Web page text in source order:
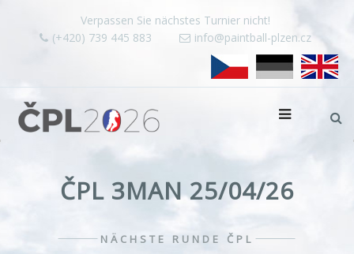
Verpassen Sie nächstes Turnier nicht!
(+420) 739 445 883
info@paintball-plzen.cz
ČPL 3MAN 25/04/26
NÄCHSTE RUNDE ČPL